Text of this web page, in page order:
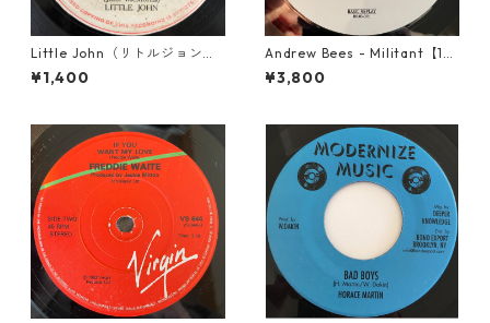
Little John（リトルジョン）
- That Girl 【7-20045】
¥1,400
Andrew Bees ‎- Militant【12-
50066】
¥3,800